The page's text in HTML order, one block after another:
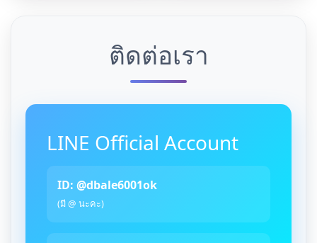
ติดต่อเรา
LINE Official Account
ID: @dbale6001ok
(มี @ นะคะ)